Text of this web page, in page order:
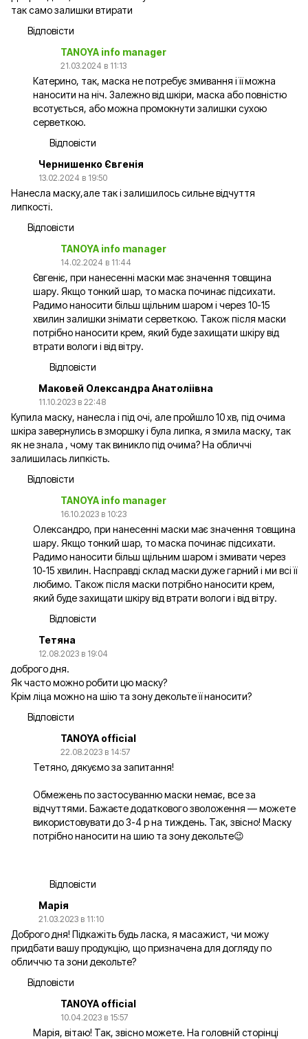
так само залишки втирати
Відповісти
TANOYA info manager
21.03.2024 в 11:13
Катерино, так, маска не потребує змивання і її можна
наносити на ніч. Залежно від шкіри, маска або повністю
всотується, або можна промокнути залишки сухою
серветкою.
Відповісти
Чернишенко Євгенія
13.02.2024 в 19:50
Нанесла маску,але так і залишилось сильне відчуття
липкості.
Відповісти
TANOYA info manager
14.02.2024 в 11:44
Євгеніє, при нанесенні маски має значення товщина
шару. Якщо тонкий шар, то маска починає підсихати.
Радимо наносити більш щільним шаром і через 10-15
хвилин залишки знімати серветкою. Також після маски
потрібно наносити крем, який буде захищати шкіру від
втрати вологи і від вітру.
Відповісти
Маковей Олександра Анатоліівна
11.10.2023 в 22:48
Купила маску, нанесла і під очі, але пройшло 10 хв, під очима
шкіра завернулись в зморшку і була липка, я змила маску, так
як не знала , чому так виникло під очима? На обличчі
залишилась липкість.
Відповісти
TANOYA info manager
16.10.2023 в 10:23
Олександро, при нанесенні маски має значення товщина
шару. Якщо тонкий шар, то маска починає підсихати.
Радимо наносити більш щільним шаром і змивати через
10-15 хвилин. Насправді склад маски дуже гарний і ми всі її
любимо. Також після маски потрібно наносити крем,
який буде захищати шкіру від втрати вологи і від вітру.
Відповісти
Тетяна
12.08.2023 в 19:04
доброго дня.
Як часто можно робити цю маску?
Крім ліца можно на шію та зону декольте її наносити?
Відповісти
TANOYA official
22.08.2023 в 14:57
Тетяно, дякуємо за запитання!
Обмежень по застосуванню маски немає, все за
відчуттями. Бажаєте додаткового зволоження — можете
використовувати до 3-4 р на тиждень. Так, звісно! Маску
потрібно наносити на шию та зону декольте😉
Відповісти
Марія
21.03.2023 в 11:10
Доброго дня! Підкажіть будь ласка, я масажист, чи можу
придбати вашу продукцію, що призначена для догляду по
обличчю та зони декольте?
Відповісти
TANOYA official
10.04.2023 в 15:57
Марія, вітаю! Так, звісно можете. На головній сторінці